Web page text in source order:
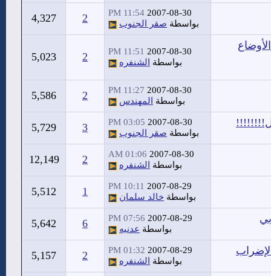
2007-08-30
11:54 PM
بواسطة صقر الجنوب 2
4,327
2007-08-30
11:51 PM
بواسطة
الشنفره 2
5,023
2007-08-30
11:27 PM
بواسطة
المهندس 2
5,586
2007-08-30
03:05 PM
بواسطة صقر الجنوب 3
5,729
2007-08-30
01:06 AM
بواسطة
الشنفره 2
12,149
2007-08-29
10:11 PM
بواسطة خالد سلمان 1
5,512
2007-08-29
07:56 PM
بواسطة عدنيه 6
5,642
2007-08-29
01:32 PM
بواسطة
الشنفره 2
5,157